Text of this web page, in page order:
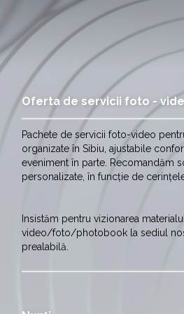
Oferta de servicii foto -
Pachete de servicii foto-video
organizate în Sibiu, ajustabile
eveniment în parte. Recomandăm
personalizate, în funcție de
Insistăm pentru vizionarea
video/foto/photobook la sediul
prealabilă